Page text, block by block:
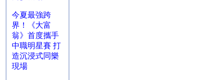
今夏最強跨
界！《大富
翁》首度攜手
中職明星賽 打
造沉浸式同樂
現場